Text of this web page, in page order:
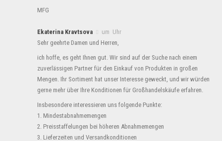
MFG
Ekaterina Kravtsova
um Uhr
Sehr geehrte Damen und Herren,
ich hoffe, es geht Ihnen gut. Wir sind auf der Suche nach einem
zuverlässigen Partner für den Einkauf von Produkten in großen
Mengen. Ihr Sortiment hat unser Interesse geweckt, und wir würden
gerne mehr über Ihre Konditionen für Großhandelskäufe erfahren.
Insbesondere interessieren uns folgende Punkte:
1. Mindestabnahmemengen
2. Preisstaffelungen bei höheren Abnahmemengen
3. Lieferzeiten und Versandkonditionen